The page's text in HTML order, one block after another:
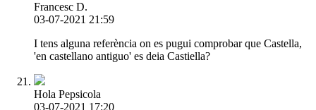
Francesc D.
03-07-2021 21:59
I tens alguna referència on es pugui comprobar que Castella,
'en castellano antiguo' es deia Castiella?
Hola Pepsicola
03-07-2021 17:20